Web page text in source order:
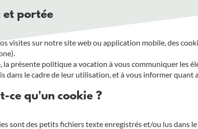
et portée
visites sur notre site web ou application mobile, des
la présente politique a vocation à vous communiquer les
dans le cadre de leur utilisation, et à vous informer quant
ce qu'un cookie ?
sont des petits fichiers texte enregistrés et/ou lus dans